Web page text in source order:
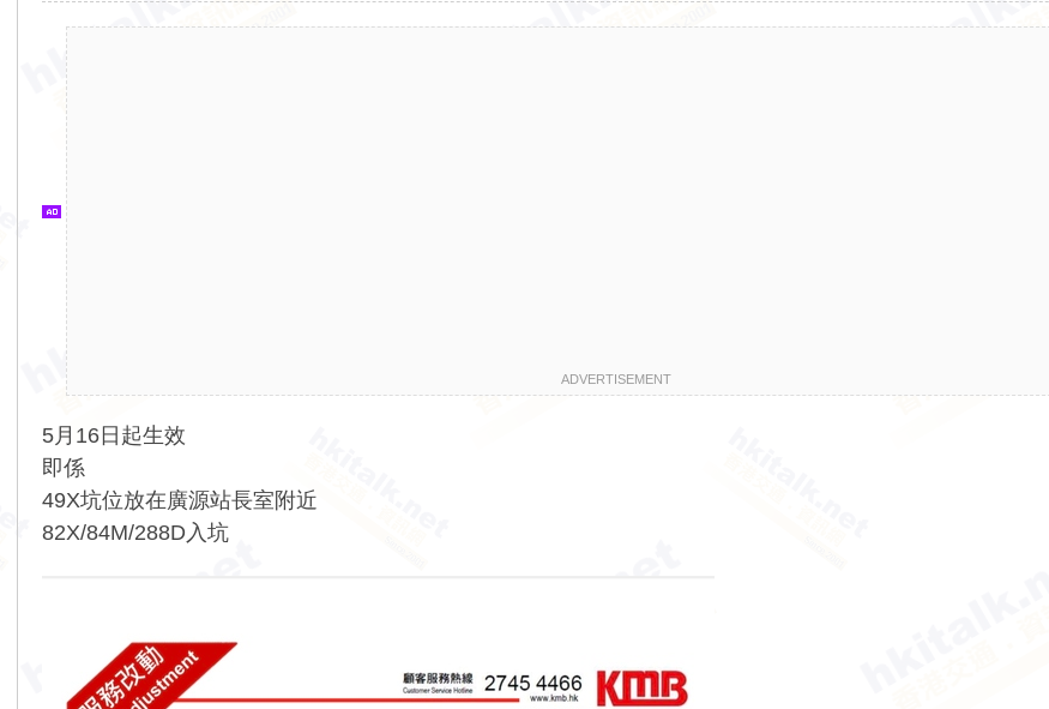
ADVERTISEMENT
5月16日起生效
即係
49X坑位放在廣源站長室附近
82X/84M/288D入坑